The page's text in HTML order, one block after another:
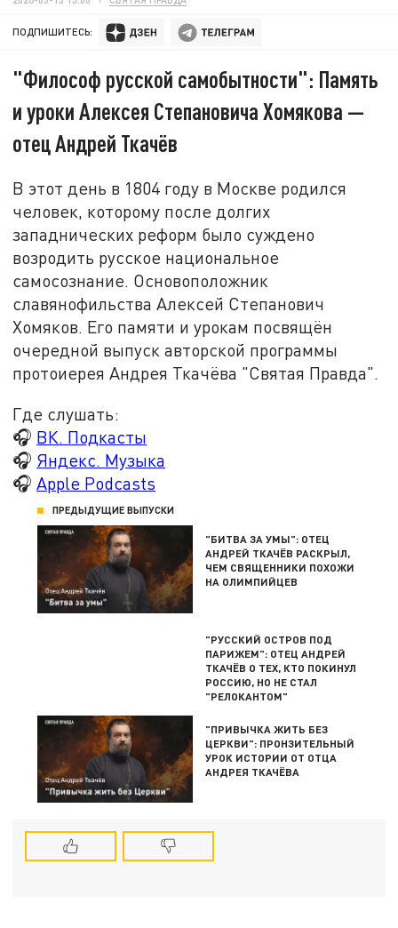
ПОДПИШИТЕСЬ:
"Философ русской самобытности": Память
и уроки Алексея Степановича Хомякова —
отец Андрей Ткачёв
В этот день в 1804 году в Москве родился
человек, которому после долгих
западнических реформ было суждено
возродить русское национальное
самосознание. Основоположник
славянофильства Алексей Степанович
Хомяков. Его памяти и урокам посвящён
очередной выпуск авторской программы
протоиерея Андрея Ткачёва "Святая Правда".
Где слушать:
🎧 ВК. Подкасты
🎧 Яндекс. Музыка
🎧 Apple Podcasts
ПРЕДЫДУЩИЕ ВЫПУСКИ
"БИТВА ЗА УМЫ": ОТЕЦ
АНДРЕЙ ТКАЧЁВ РАСКРЫЛ,
ЧЕМ СВЯЩЕННИКИ ПОХОЖИ
НА ОЛИМПИЙЦЕВ
"РУССКИЙ ОСТРОВ ПОД
ПАРИЖЕМ": ОТЕЦ АНДРЕЙ
ТКАЧЁВ О ТЕХ, КТО ПОКИНУЛ
РОССИЮ, НО НЕ СТАЛ
"РЕЛОКАНТОМ"
"ПРИВЫЧКА ЖИТЬ БЕЗ
ЦЕРКВИ": ПРОНЗИТЕЛЬНЫЙ
УРОК ИСТОРИИ ОТ ОТЦА
АНДРЕЯ ТКАЧЁВА